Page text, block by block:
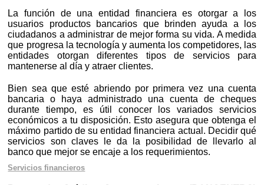
La función de una entidad financiera es otorgar a los
usuarios productos bancarios que brinden ayuda a los
ciudadanos a administrar de mejor forma su vida. A medida
que progresa la tecnología y aumenta los competidores, las
entidades otorgan diferentes tipos de servicios para
mantenerse al día y atraer clientes.
Bien sea que esté abriendo por primera vez una cuenta
bancaria o haya administrado una cuenta de cheques
durante tiempo, es útil conocer los variados servicios
económicos a tu disposición. Esto asegura que obtenga el
máximo partido de su entidad financiera actual. Decidir qué
servicios son claves le da la posibilidad de llevarlo al
banco que mejor se encaje a los requerimientos.
Servicios financieros